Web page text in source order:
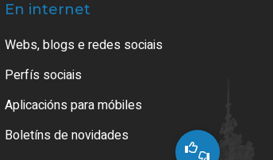
En internet
Webs, blogs e redes sociais
Perfís sociais
Aplicacións para móbiles
Boletíns de novidades